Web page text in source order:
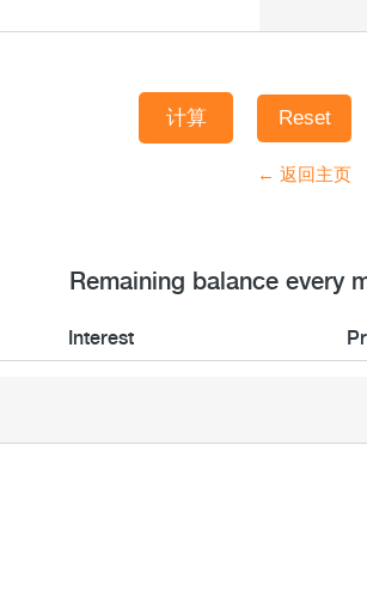
← 返回主页
Remaining balance every
Interest